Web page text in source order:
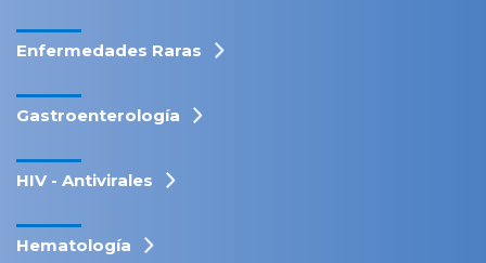
Enfermedades Raras
Gastroenterología
HIV - Antivirales
Hematología